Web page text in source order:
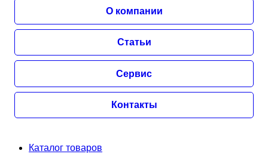
О компании
Статьи
Сервис
Контакты
Каталог товаров